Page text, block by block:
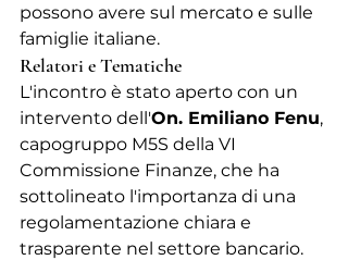
possono avere sul mercato e sulle
famiglie italiane.
Relatori e Tematiche
L'incontro è stato aperto con un
intervento dell'On. Emiliano Fenu,
capogruppo M5S della VI
Commissione Finanze, che ha
sottolineato l'importanza di una
regolamentazione chiara e
trasparente nel settore bancario.